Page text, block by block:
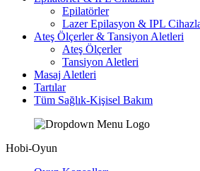
Epilatörler
Lazer Epilasyon & IPL
Ateş Ölçerler & Tansiyon Aletleri
Ateş Ölçerler
Tansiyon Aletleri
Masaj Aletleri
Tartılar
Tüm Sağlık-Kişisel Bakım
Hobi-Oyun